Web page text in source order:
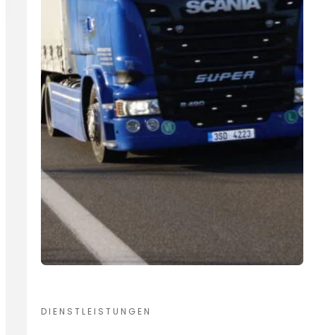
DIENSTLEISTUNGEN